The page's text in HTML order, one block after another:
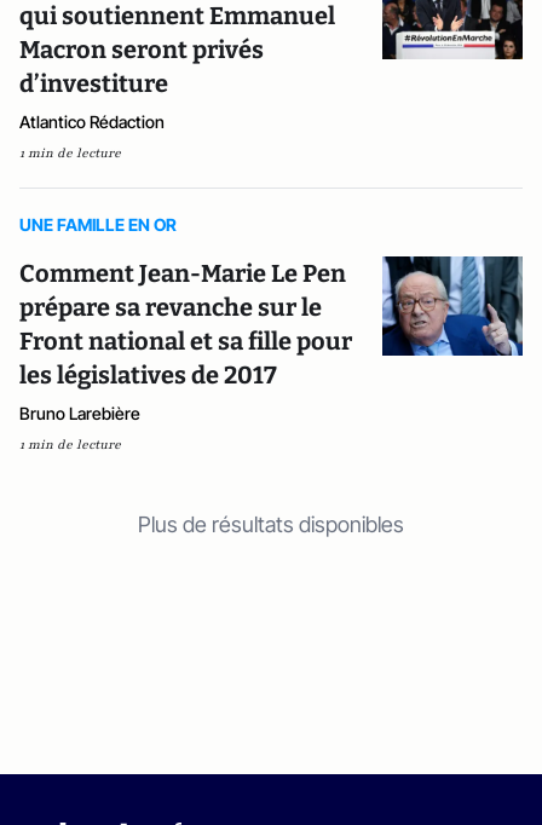
qui soutiennent Emmanuel
Macron seront privés
d’investiture
Atlantico Rédaction
1 min de lecture
UNE FAMILLE EN OR
Comment Jean-Marie Le Pen
prépare sa revanche sur le
Front national et sa fille pour
les législatives de 2017
Bruno Larebière
1 min de lecture
Plus de résultats disponibles